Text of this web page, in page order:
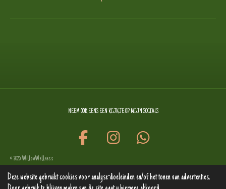
Deze website gebruikt cookies voor analyse-doeleinden en/of het tonen van advertenties.
NEEM OOK EENS EEN KIJKJE OP MIJN SOCIALS
F
e
I
s
t
W
a
t
© 2025 WillowWellness